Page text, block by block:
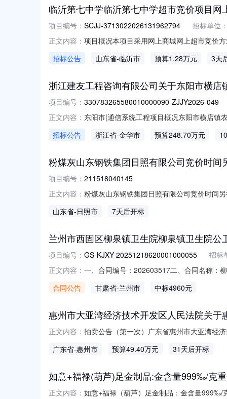
临沂第七中学临沂第七中学超市竞价项目
项目编号： SCJJ-3713022026131962794
招标单位
正文内容： 项目概况本项目采用网上商城网上超市竞价
1000大锅灶万用表光万用表/1国产金佰特
招标公告 山东省-临沂市 预算1.28万元 3天
浙江建友工程咨询有限公司关于东阳市横
项目编号： 330783265580010000090-ZJJY2026-049
正文内容： 东阳市|通信系统工程项目概况东阳市横店镇
镇农房集聚区项目（二期）二号地块室内
招标公告 浙江省-金华市 预算248.70万元
粉煤灰山东钢铁集团日照有限公司竞价时间
项目编号： 211518040145
正文内容： 粉煤灰山东钢铁集团日照有限公司竞价时间
准。有意者必须到现场看货。表中涉及的规
山东省-日照市 7天后开标
兰州市西固区柳泉镇卫生院柳泉镇卫生院
项目编号： GS-KJXY-20251218620001000055
招标
正文内容： 一、合同编号：202603517二、合同名称：
固区康乐路27号2号楼2层216联系方式：
合同公告 甘肃省-兰州市 中标4960元
惠州市大亚湾经济技术开发区人民法院关
正文内容： 拍卖公告（第一次）广东省惠州市大亚湾经
号创富豪庭3栋二单元15层03号房（不含室
广东省-惠州市 预算49.40万元 31天后开标
如意+福禄(葫芦)足金制品:金含量999‰/克
正文内容： 如意+福禄（葫芦）足金制品：金含量999‰/